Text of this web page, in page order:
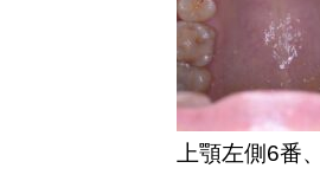
上顎左側6番